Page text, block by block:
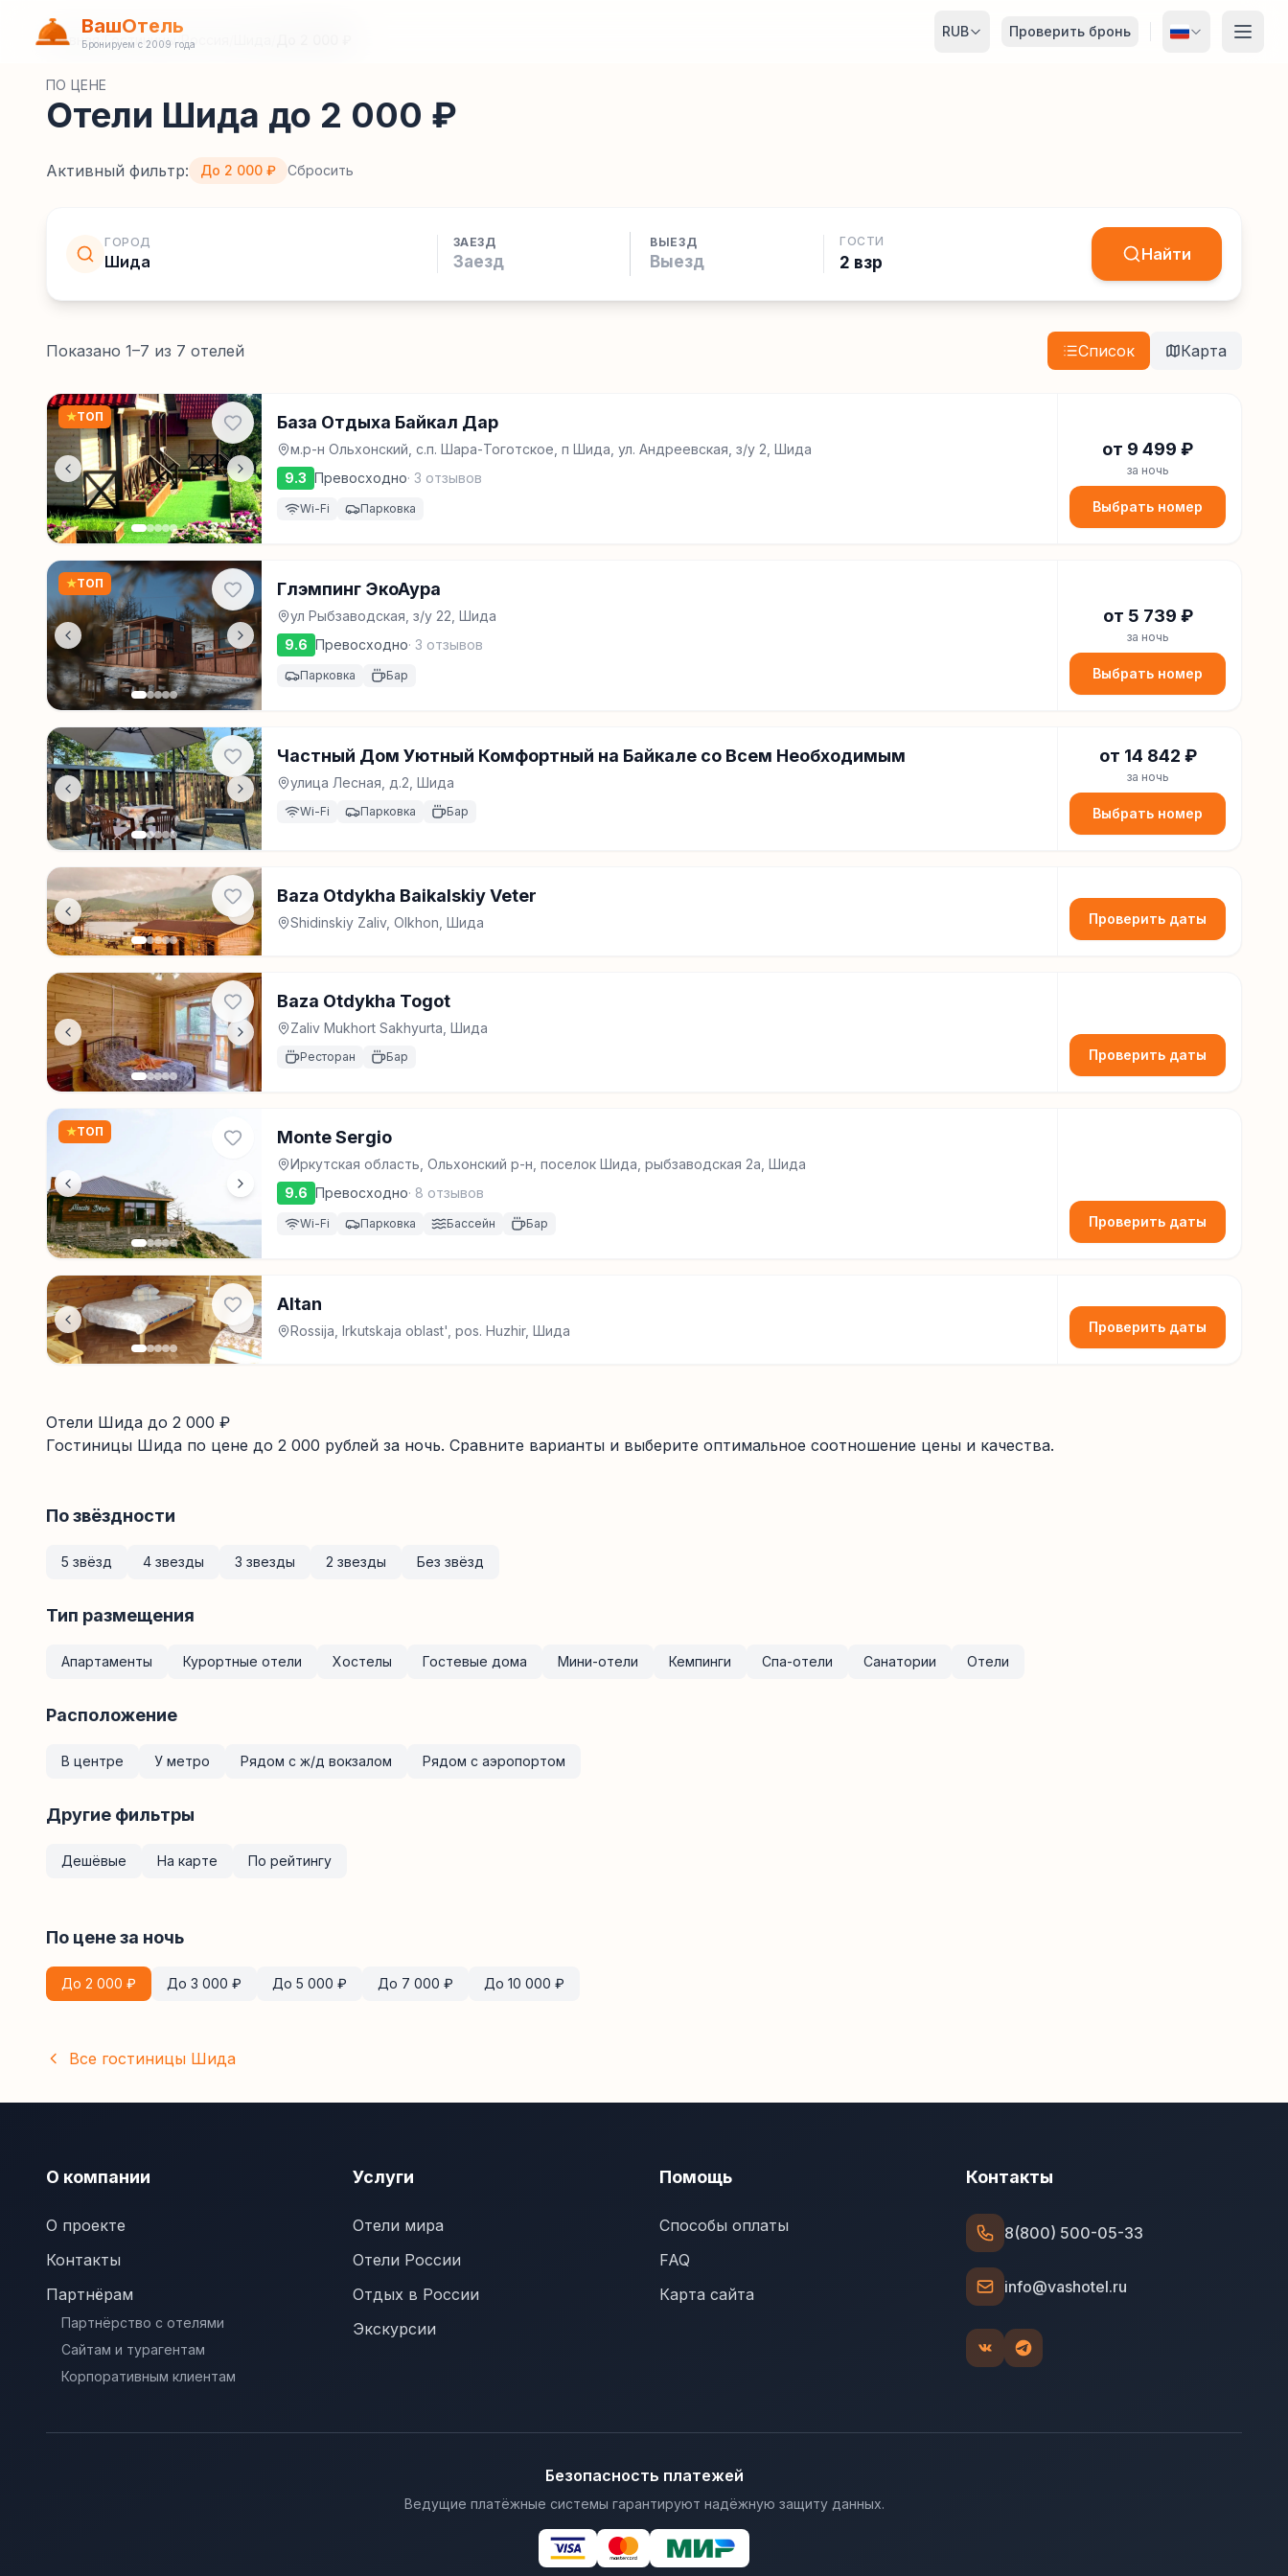
ВашОтель
Бронируем с 2009 года
RUB Проверить бронь
Главная/Гостиницы/Россия
ПО ЦЕНЕ
Отели Шида до 2 000 ₽
Активный фильтр: До 2 000 ₽ Сбросить
ГОРОД
Шида
ЗАЕЗД ВЫЕЗД ГОСТИ
2 взр Найти
Показано 1–7 из 7 отелей Список Карта
★ТОП База Отдыха Байкал Дар
м.р-н Ольхонский, с.п. Шара-Тоготское, п Шида, ул. Андреевская, з/у 2, Шида
9.3 Превосходно· 3 отзывов
Wi-Fi Парковка
от 9 499 ₽
за ночь
Выбрать номер
★ТОП Глэмпинг ЭкоАура
ул Рыбзаводская, з/у 22, Шида
9.6 Превосходно· 3 отзывов
Парковка Бар
от 5 739 ₽
за ночь
Выбрать номер
Частный Дом Уютный Комфортный на Байкале со Всем Необходимым
улица Лесная, д.2, Шида
Wi-Fi Парковка Бар
от 14 842 ₽
за ночь
Выбрать номер
Baza Otdykha Baikalskiy Veter
Shidinskiy Zaliv, Olkhon, Шида Проверить даты
Baza Otdykha Togot
Zaliv Mukhort Sakhyurta, Шида
Ресторан Бар Проверить даты
★ТОП Monte Sergio
Иркутская область, Ольхонский р-н, поселок Шида, рыбзаводская 2а, Шида
9.6 Превосходно· 8 отзывов
Wi-Fi Парковка Бассейн Бар Проверить даты
Altan
Rossija, Irkutskaja oblast', pos. Huzhir, Шида Проверить даты
Отели Шида до 2 000 ₽
Гостиницы Шида по цене до 2 000 рублей за ночь. Сравните варианты и выберите оптимальное соотношение цены и качества.
По звёздности
5 звёзд 4 звезды 3 звезды 2 звезды Без звёзд
Тип размещения
Апартаменты Курортные отели Хостелы Гостевые дома Мини-отели Кемпинги Спа-отели Санатории Отели
Расположение
В центре У метро Рядом с ж/д вокзалом Рядом с аэропортом
Другие фильтры
Дешёвые На карте По рейтингу
По цене за ночь
До 2 000 ₽ До 3 000 ₽ До 5 000 ₽ До 7 000 ₽ До 10 000 ₽
Все гостиницы Шида
О компании
О проекте
Контакты
Партнёрам
Партнёрство с отелями
Сайтам и турагентам
Корпоративным клиентам
Услуги
Отели мира
Отели России
Отдых в России
Экскурсии
Помощь
Способы оплаты
FAQ
Карта сайта
Контакты
8(800) 500-05-33
info@vashotel.ru
Безопасность платежей
Ведущие платёжные системы гарантируют надёжную защиту данных.